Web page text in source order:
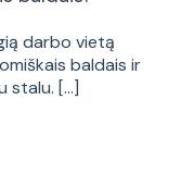
darbo vietą
baldais ir
stalu. [...]